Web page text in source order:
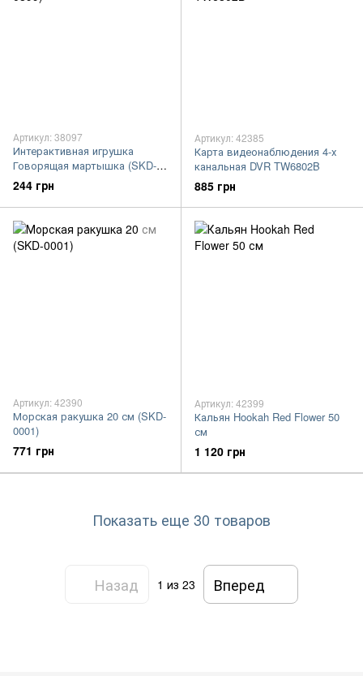
Артикул: 38097
Интерактивная игрушка
Говорящая мартышка (SKD-
0899)
244 грн
Артикул: 42385
Карта видеонаблюдения 4-х
канальная DVR TW6802B
885 грн
Артикул: 42390
Морская ракушка 20 см (SKD-
0001)
771 грн
Артикул: 42399
Кальян Hookah Red Flower 50
см
1 120 грн
Показать еще 30 товаров
Назад 1 из 23 Вперед